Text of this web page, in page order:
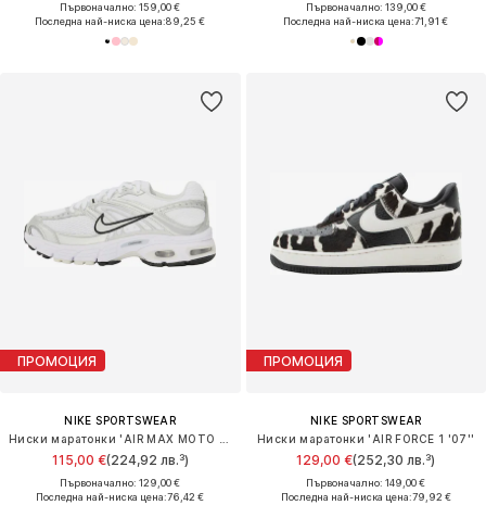
Първоначално: 159,00 €
Последна най-ниска цена:89,25 €
Първоначално: 139,00 €
Последна най-ниска цена:71,91 €
ПРОМОЦИЯ
NIKE SPORTSWEAR
115,00 €(224,92 лв.³)
Първоначално: 129,00 €
Последна най-ниска цена:76,42 €
ПРОМОЦИЯ
NIKE SPORTSWEAR
Ниски маратонки 'AIR FORCE 1 '07''
129,00 €(252,30 лв.³)
Първоначално: 149,00 €
Последна най-ниска цена:79,92 €